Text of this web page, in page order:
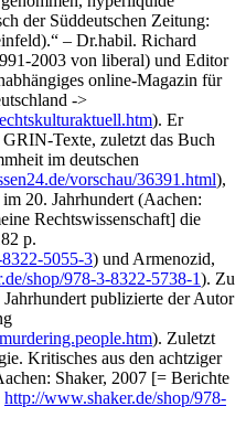
der Süddeutschen Zeitung:
– Dr.habil. Richard
2003 von liberal) und Editor
online-Magazin für
->
). Er
Texte, zuletzt das Buch
im deutschen
vorschau/36391.html),
20. Jahrhundert (Aachen:
Rechtswissenschaft] die
p.
5055-3) und Armenozid,
shop/978-3-8322-5738-1). Zu
publizierte der Autor
). Zuletzt
Kritisches aus den achtziger
Shaker, 2007 [= Berichte
http://www.shaker.de/shop/978-